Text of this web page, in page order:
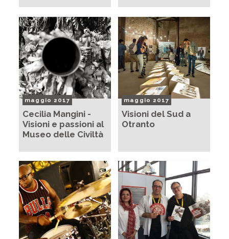
maggio 2017
Cecilia Mangini -
Visioni e passioni al
Museo delle Civiltà
maggio 2017
Visioni del Sud a
Otranto